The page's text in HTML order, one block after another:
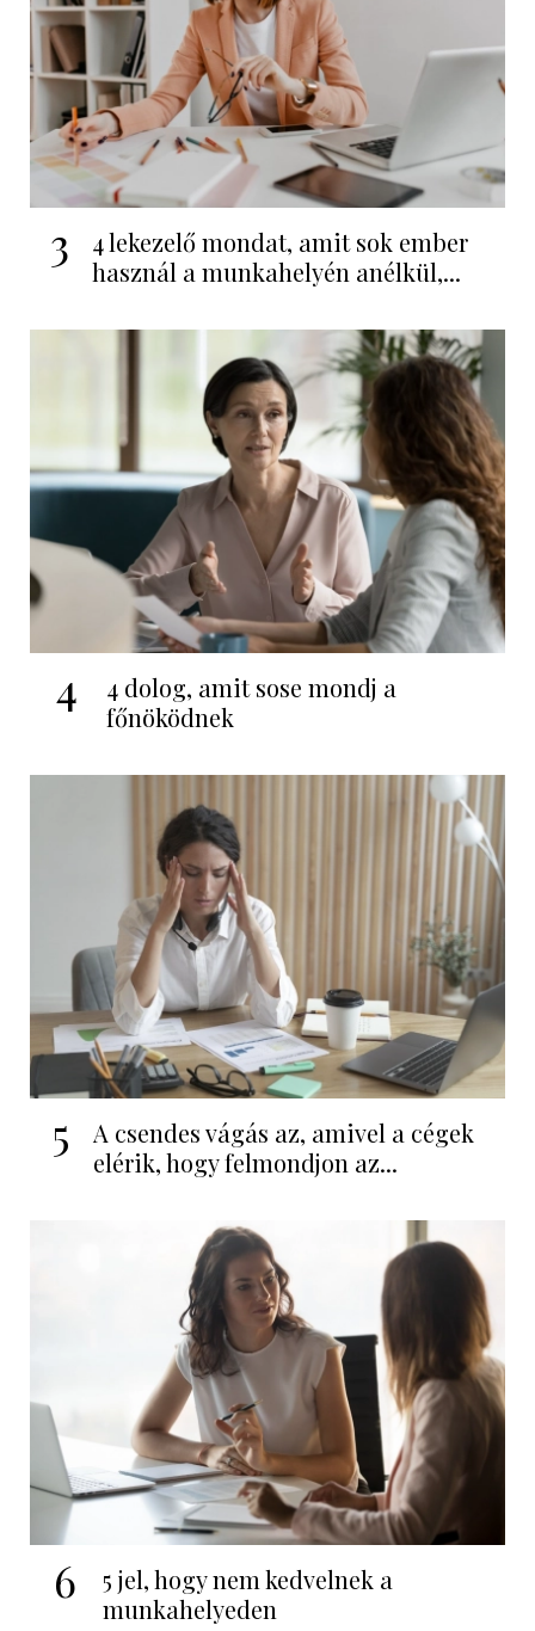
3
4 lekezelő mondat, amit sok ember
használ a munkahelyén anélkül,...
4
4 dolog, amit sose mondj a
főnöködnek
5
A csendes vágás az, amivel a cégek
elérik, hogy felmondjon az...
6
5 jel, hogy nem kedvelnek a
munkahelyeden